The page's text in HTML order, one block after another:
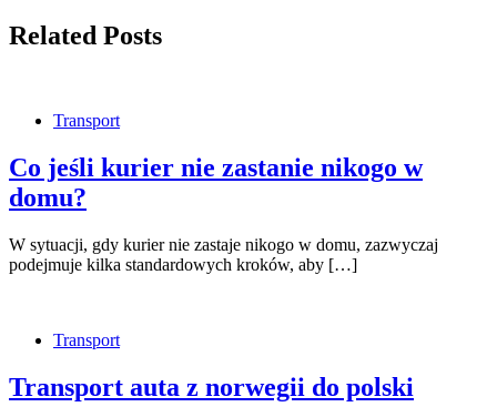
Related Posts
Transport
Co jeśli kurier nie zastanie nikogo w
domu?
W sytuacji, gdy kurier nie zastaje nikogo w domu, zazwyczaj
podejmuje kilka standardowych kroków, aby […]
Transport
Transport auta z norwegii do polski